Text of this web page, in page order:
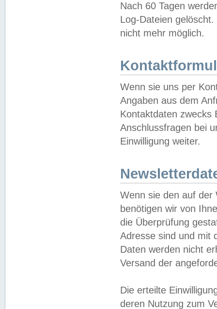
Nach 60 Tagen
Log-Dateien
nicht mehr möglich.
Wenn sie uns per
Angaben aus dem
Kontaktdaten zwecks
Anschlussfragen bei
Einwilligung weiter.
Wenn sie den auf der
benötigen wir von
die Überprüfung
Adresse sind und mit
Daten werden nicht
Versand der
Die erteilte
deren Nutzung zum